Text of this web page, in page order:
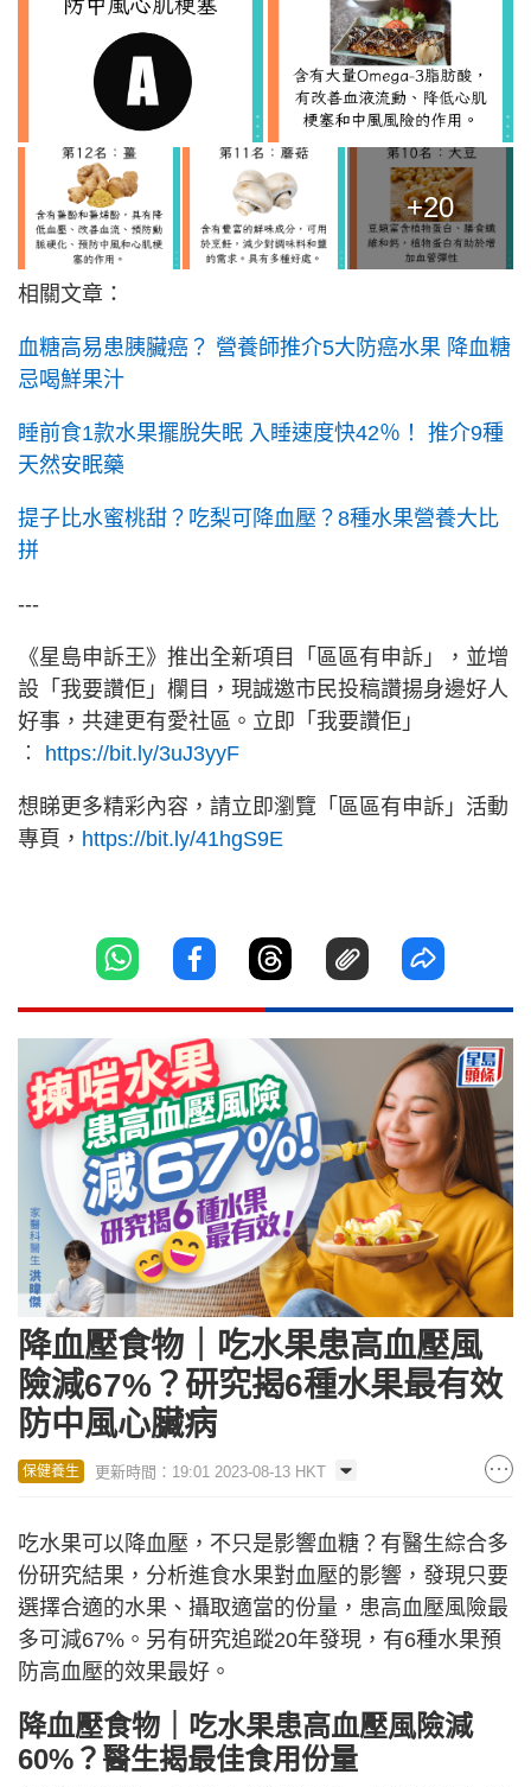
+20
相關文章：
血糖高易患胰臟癌？ 營養師推介5大防癌水果 降血糖
忌喝鮮果汁
睡前食1款水果擺脫失眠 入睡速度快42％！ 推介9種
天然安眠藥
提子比水蜜桃甜？吃梨可降血壓？8種水果營養大比
拼
---
《星島申訴王》推出全新項目「區區有申訴」，並增
設「我要讚佢」欄目，現誠邀市民投稿讚揚身邊好人
好事，共建更有愛社區。立即「我要讚佢」
︰
https://bit.ly/3uJ3yyF
想睇更多精彩內容，請立即瀏覽「區區有申訴」活動
專頁， https://bit.ly/41hgS9E
降血壓食物｜吃水果患高血壓風
險減67%？研究揭6種水果最有效
防中風心臟病
保健養生 更新時間：19:01 2023-08-13 HKT
吃水果可以降血壓，不只是影響血糖？有醫生綜合多
份研究結果，分析進食水果對血壓的影響，發現只要
選擇合適的水果、攝取適當的份量，患高血壓風險最
多可減67%。另有研究追蹤20年發現，有6種水果預
防高血壓的效果最好。
降血壓食物｜吃水果患高血壓風險減
60%？醫生揭最佳食用份量